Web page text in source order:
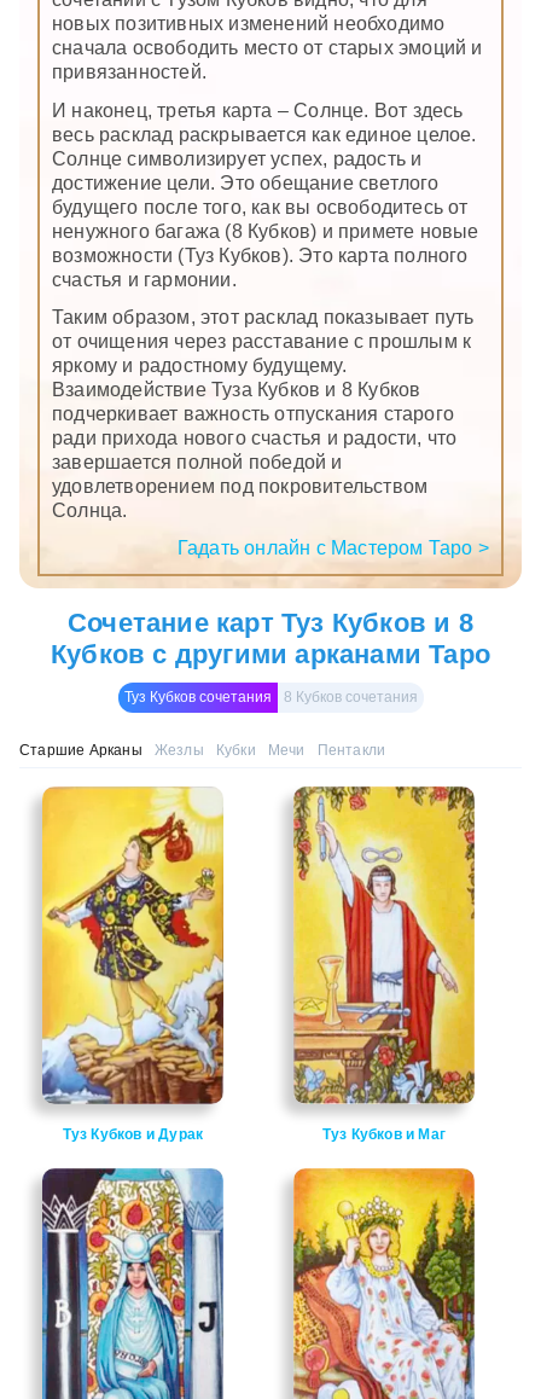
новых позитивных изменений необходимо
сначала освободить место от старых эмоций и
привязанностей.
И наконец, третья карта – Солнце. Вот здесь
весь расклад раскрывается как единое целое.
Солнце символизирует успех, радость и
достижение цели. Это обещание светлого
будущего после того, как вы освободитесь от
ненужного багажа (8 Кубков) и примете новые
возможности (Туз Кубков). Это карта полного
счастья и гармонии.
Таким образом, этот расклад показывает путь
от очищения через расставание с прошлым к
яркому и радостному будущему.
Взаимодействие Туза Кубков и 8 Кубков
подчеркивает важность отпускания старого
ради прихода нового счастья и радости, что
завершается полной победой и
удовлетворением под покровительством
Солнца.
Гадать онлайн с Мастером Таро >
Сочетание карт Туз Кубков и 8
Кубков с другими арканами Таро
Туз Кубков сочетания 8 Кубков сочетания
Старшие Арканы Жезлы Кубки Мечи Пентакли
Туз Кубков и Дурак Туз Кубков и Маг